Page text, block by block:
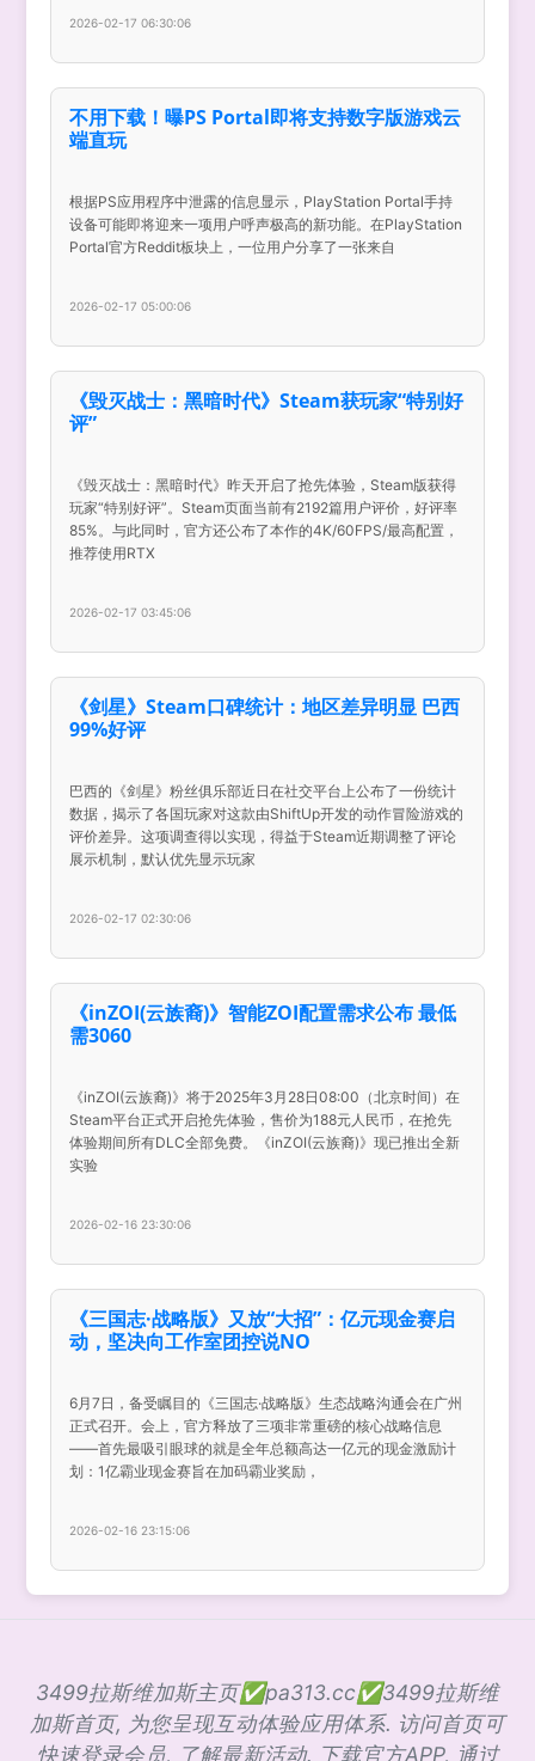
2026-02-17 06:30:06
不用下载！曝PS Portal即将支持数字版游戏云
端直玩
根据PS应用程序中泄露的信息显示，PlayStation Portal手持
设备可能即将迎来一项用户呼声极高的新功能。在PlayStation
Portal官方Reddit板块上，一位用户分享了一张来自
2026-02-17 05:00:06
《毁灭战士：黑暗时代》Steam获玩家“特别好
评”
《毁灭战士：黑暗时代》昨天开启了抢先体验，Steam版获得
玩家“特别好评”。Steam页面当前有2192篇用户评价，好评率
85%。与此同时，官方还公布了本作的4K/60FPS/最高配置，
推荐使用RTX
2026-02-17 03:45:06
《剑星》Steam口碑统计：地区差异明显 巴西
99%好评
巴西的《剑星》粉丝俱乐部近日在社交平台上公布了一份统计
数据，揭示了各国玩家对这款由ShiftUp开发的动作冒险游戏的
评价差异。这项调查得以实现，得益于Steam近期调整了评论
展示机制，默认优先显示玩家
2026-02-17 02:30:06
《inZOI(云族裔)》智能ZOI配置需求公布 最低
需3060
《inZOI(云族裔)》将于2025年3月28日08:00（北京时间）在
Steam平台正式开启抢先体验，售价为188元人民币，在抢先
体验期间所有DLC全部免费。《inZOI(云族裔)》现已推出全新
实验
2026-02-16 23:30:06
《三国志·战略版》又放“大招”：亿元现金赛启
动，坚决向工作室团控说NO
6月7日，备受瞩目的《三国志·战略版》生态战略沟通会在广州
正式召开。会上，官方释放了三项非常重磅的核心战略信息
——首先最吸引眼球的就是全年总额高达一亿元的现金激励计
划：1亿霸业现金赛旨在加码霸业奖励，
2026-02-16 23:15:06
3499拉斯维加斯主页✅pa313.cc✅3499拉斯维
加斯首页, 为您呈现互动体验应用体系. 访问首页可
快速登录会员, 了解最新活动. 下载官方APP, 通过